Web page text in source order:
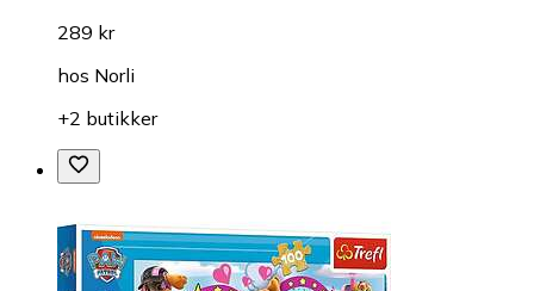
289 kr
hos Norli
+2 butikker